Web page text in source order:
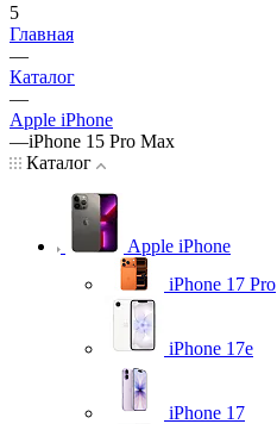
5
Главная
—
Каталог
—
Apple iPhone
—iPhone 15 Pro Max
Каталог
Apple iPhone
iPhone 17 Pro
iPhone 17e
iPhone 17